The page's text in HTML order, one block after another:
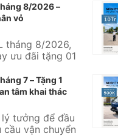
8/2026 –
vỏ
tháng 8/2026,
ưu đãi tặng 01
7 – Tặng 1
tâm khai thác
tiên
tưởng để đầu
vận chuyển